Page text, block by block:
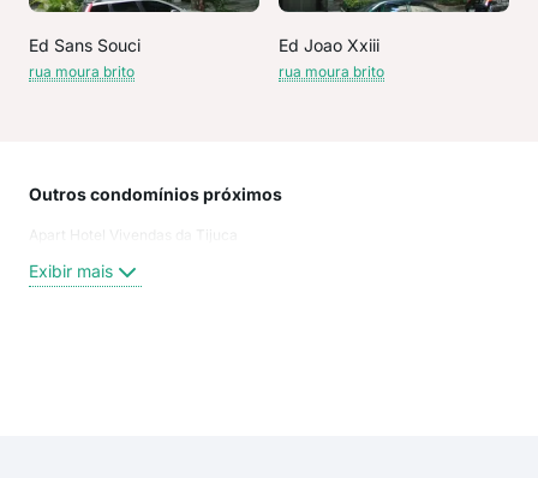
Ed Sans Souci
rua moura brito
Ed Joao Xxiii
rua moura brito
Outros condomínios próximos
Apart Hotel Vivendas da Tijuca
Exibir mais